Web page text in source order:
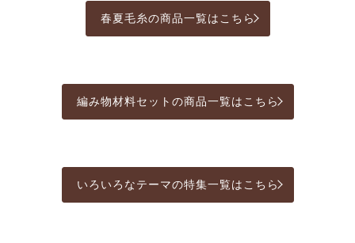
春夏毛糸の商品一覧はこちら
編み物材料セットの商品一覧はこちら
いろいろなテーマの特集一覧はこちら